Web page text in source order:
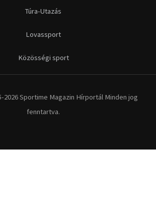
Túra-Utazás
Lovassport
Közösségi sport
2026 Sportime Magazin Hírportál Minden jog
fenntartva.